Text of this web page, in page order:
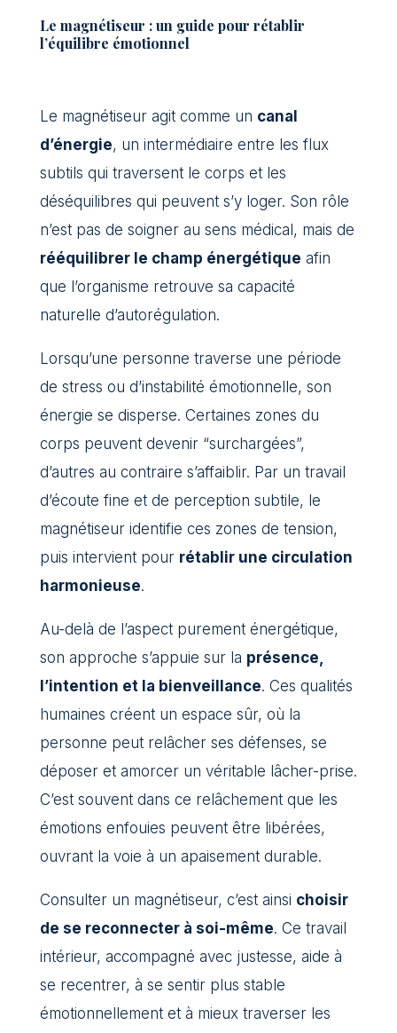
Le magnétiseur : un guide pour rétablir
l’équilibre émotionnel
Le magnétiseur agit comme un canal
d’énergie, un intermédiaire entre les flux
subtils qui traversent le corps et les
déséquilibres qui peuvent s’y loger. Son rôle
n’est pas de soigner au sens médical, mais de
rééquilibrer le champ énergétique afin
que l’organisme retrouve sa capacité
naturelle d’autorégulation.
Lorsqu’une personne traverse une période
de stress ou d’instabilité émotionnelle, son
énergie se disperse. Certaines zones du
corps peuvent devenir “surchargées”,
d’autres au contraire s’affaiblir. Par un travail
d’écoute fine et de perception subtile, le
magnétiseur identifie ces zones de tension,
puis intervient pour rétablir une circulation
harmonieuse.
Au-delà de l’aspect purement énergétique,
son approche s’appuie sur la présence,
l’intention et la bienveillance. Ces qualités
humaines créent un espace sûr, où la
personne peut relâcher ses défenses, se
déposer et amorcer un véritable lâcher-prise.
C’est souvent dans ce relâchement que les
émotions enfouies peuvent être libérées,
ouvrant la voie à un apaisement durable.
Consulter un magnétiseur, c’est ainsi choisir
de se reconnecter à soi-même. Ce travail
intérieur, accompagné avec justesse, aide à
se recentrer, à se sentir plus stable
émotionnellement et à mieux traverser les